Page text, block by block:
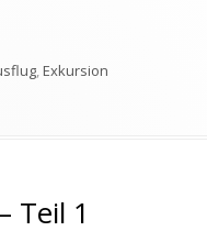
,Exkursion
Ahrtal – Teil 2
Teil 1